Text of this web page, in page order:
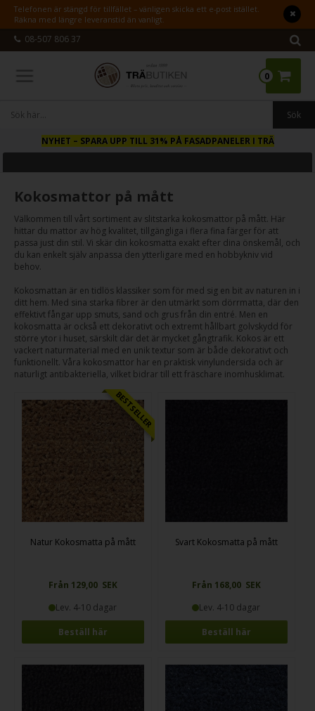
Telefonen är stängd för tillfället – vänligen skicka ett e-post istället.
Räkna med längre leveranstid än vanligt.
08-507 806 37
0
NYHET– SPARA UPP TILL 31% PÅ FASADPANELER I TRÄ
Kokosmattor på mått
Välkommen till vårt sortiment av slitstarka kokosmattor på mått. Här
hittar du mattor av hög kvalitet, tillgängliga i flera fina färger för att
passa just din stil. Vi skär din kokosmatta exakt efter dina önskemål, och
du kan enkelt själv anpassa den ytterligare med en hobbykniv vid
behov.
Kokosmattan är en tidlös klassiker som för med sig en bit av naturen in i
ditt hem. Med sina starka fibrer är den utmärkt som dörrmatta, där den
effektivt fångar upp smuts, sand och grus från din entré. Men en
kokosmatta är också ett dekorativt och extremt hållbart golvskydd för
större ytor i huset, särskilt där det är mycket gångtrafik. Kokos är ett
vackert naturmaterial med en unik textur som är både dekorativt och
funktionellt. Våra kokosmattor har en praktisk vinylundersida och är
naturligt antibakteriella, vilket bidrar till ett fräschare inomhusklimat.
Natur Kokosmatta på mått
Från 129,00 SEK
Lev. 4-10 dagar
Beställ här
BESTSELLER
Svart Kokosmatta på mått
Från 168,00 SEK
Lev. 4-10 dagar
Beställ här